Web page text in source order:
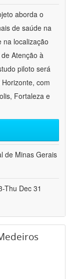
aborda o
de saúde na
na localização
Atenção à
piloto será
com
Fortaleza e
de Minas Gerais
Thu Dec 31